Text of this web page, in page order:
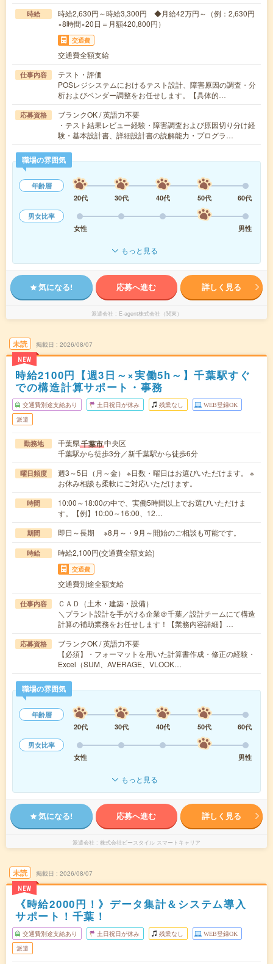
時給
時給2,630円～時給3,300円 ◆月給42万円～（例：2,630円
×8時間×20日＝月額420,800円）
交通費
交通費全額支給
仕事内容
テスト・評価
POSレジシステムにおけるテスト設計、障害原因の調査・分
析およびベンダー調整をお任せします。【具体的…
応募資格
ブランクOK / 英語力不要
・テスト結果レビュー経験・障害調査および原因切り分け経
験・基本設計書、詳細設計書の読解能力・プログラ…
職場の雰囲気
年齢層
20代
30代 40代 50代
60代
男女比率
女性
男性
もっと見る
気になる! 応募へ進む 詳しく見る
派遣会社 E-agent株式会社（関東）
未読
NEW
掲載日 2026/08/07
時給2100円【週3日～×実働5h～】千葉駅すぐ
での構造計算サポート・事務
交通費別途支給あり 土日祝日が休み 残業なし WEB登録OK
派遣
勤務地 千葉県千葉市中央区
千葉駅から徒歩3分／新千葉駅から徒歩6分
曜日頻度
週3～5日（月～金） ※日数・曜日はお選びいただけます。 ※
お休み相談も柔軟にご対応いただけます。
時間
10:00～18:00の中で、実働5時間以上でお選びいただけま
す。【例】10:00～16:00、12…
期間 即日～長期 ※8月～・9月～開始のご相談も可能です。
時給 時給2,100円(交通費全額支給)
交通費
交通費別途全額支給
仕事内容
ＣＡＤ（土木・建築・設備）
＼プラント設計を手がける企業＠千葉／設計チームにて構造
計算の補助業務をお任せします！【業務内容詳細】…
応募資格
ブランクOK / 英語力不要
【必須】・フォーマットを用いた計算書作成・修正の経験・
Excel（SUM、AVERAGE、VLOOK…
職場の雰囲気
年齢層
20代
30代 40代 50代
60代
男女比率
女性
男性
もっと見る
気になる! 応募へ進む 詳しく見る
派遣会社 株式会社ビースタイル スマートキャリア
未読
NEW
掲載日 2026/08/07
《時給2000円！》データ集計＆システム導入
サポート！千葉！
交通費別途支給あり 土日祝日が休み 残業なし WEB登録OK
派遣